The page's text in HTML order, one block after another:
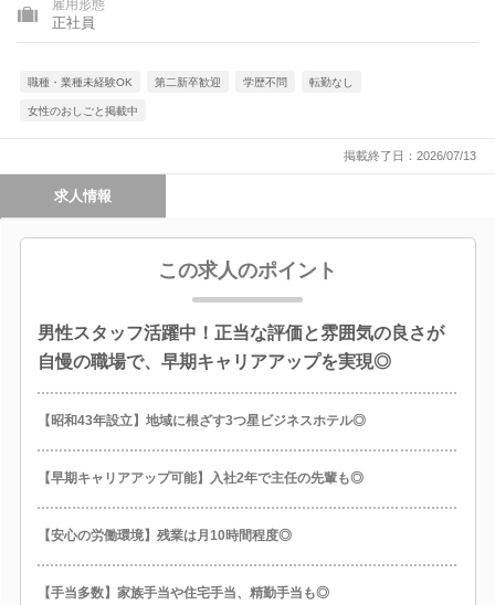
雇用形態
正社員
職種・業種未経験OK 第二新卒歓迎 学歴不問 転勤なし
女性のおしごと掲載中
掲載終了日：2026/07/13
求人情報
この求人のポイント
男性スタッフ活躍中！正当な評価と雰囲気の良さが
自慢の職場で、早期キャリアアップを実現◎
【昭和43年設立】地域に根ざす3つ星ビジネスホテル◎
【早期キャリアアップ可能】入社2年で主任の先輩も◎
【安心の労働環境】残業は月10時間程度◎
【手当多数】家族手当や住宅手当、精勤手当も◎